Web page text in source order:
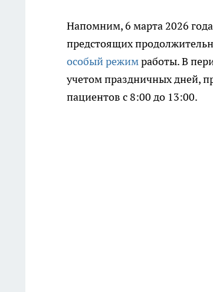
Напомним, 6 марта 2026
предстоящих
особый режимработы. В
учетом праздничных дней,
пациентов с 8:00 до 13:00.